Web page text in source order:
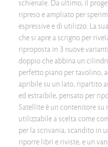
schienale. Da ultimo, il
ripreso e ampliato per
espressive e di utilizzo. La
che si apre a scrigno per
riproposta in 3 nuove
doppio che abbina un
perfetto piano per tavolino,
apribile su un lato, ripartito
ed estraibile, pensato per
Satellite è un contenitore
utilizzabile a scelta come
per la scrivania, scandito in
riporre libri e riviste, e un